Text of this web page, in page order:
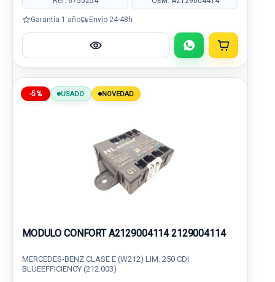
Garantía 1 año Envío 24-48h
-5% USADO NOVEDAD
MODULO CONFORT A2129004114 2129004114
MERCEDES-BENZ CLASE E (W212) LIM. 250 CDI
BLUEEFFICIENCY (212.003)